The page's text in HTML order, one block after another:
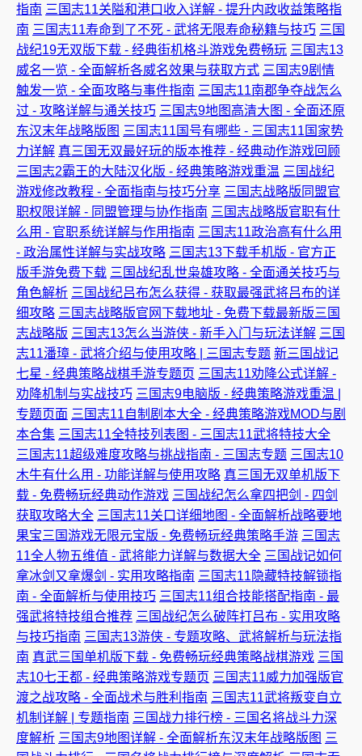
指南 三国志11关隘和港口收入详解 - 提升内政收益策略指
南 三国志11寿命到了不死 - 武将无限寿命秘籍与技巧 三国
战纪19无双版下载 - 经典街机格斗游戏免费畅玩 三国志13
威名一览 - 全面解析各威名效果与获取方式 三国志9剧情
触发一览 - 全面攻略与事件指南 三国志11南郡争夺战怎么
过 - 攻略详解与通关技巧 三国志9地图高清大图 - 全面还原
东汉末年战略版图 三国志11国号有哪些 - 三国志11国家势
力详解 真三国无双最好玩的版本推荐 - 经典动作游戏回顾
三国志2霸王的大陆汉化版 - 经典策略游戏重温 三国战纪
游戏修改教程 - 全面指南与技巧分享 三国志战略版同盟官
职权限详解 - 同盟管理与协作指南 三国志战略版官职有什
么用 - 官职系统详解与作用指南 三国志11政治高有什么用
- 政治属性详解与实战攻略 三国志13下载手机版 - 官方正
版手游免费下载 三国战纪乱世枭雄攻略 - 全面通关技巧与
角色解析 三国战纪吕布怎么获得 - 获取最强武将吕布的详
细攻略 三国志战略版官网下载地址 - 免费下载最新版三国
志战略版 三国志13怎么当游侠 - 新手入门与玩法详解 三国
志11潘璋 - 武将介绍与使用攻略 | 三国志专题 新三国战记
七星 - 经典策略战棋手游专题页 三国志11劝降公式详解 -
劝降机制与实战技巧 三国志9电脑版 - 经典策略游戏重温 |
专题页面 三国志11自制剧本大全 - 经典策略游戏MOD与剧
本合集 三国志11全特技列表图 - 三国志11武将特技大全
三国志11超级难度攻略与挑战指南 - 三国志专题 三国志10
木牛有什么用 - 功能详解与使用攻略 真三国无双单机版下
载 - 免费畅玩经典动作游戏 三国战纪怎么拿四把剑 - 四剑
获取攻略大全 三国志11关口详细地图 - 全面解析战略要地
果宝三国游戏无限元宝版 - 免费畅玩经典策略手游 三国志
11全人物五维值 - 武将能力详解与数据大全 三国战记如何
拿冰剑又拿爆剑 - 实用攻略指南 三国志11隐藏特技解锁指
南 - 全面解析与使用技巧 三国志11组合技能搭配指南 - 最
强武将特技组合推荐 三国战纪怎么破阵打吕布 - 实用攻略
与技巧指南 三国志13游侠 - 专题攻略、武将解析与玩法指
南 真武三国单机版下载 - 免费畅玩经典策略战棋游戏 三国
志10七王都 - 经典策略游戏专题页 三国志11威力加强版官
渡之战攻略 - 全面战术与胜利指南 三国志11武将叛变自立
机制详解 | 专题指南 三国战力排行榜 - 三国名将战斗力深
度解析 三国志9地图详解 - 全面解析东汉末年战略版图 三